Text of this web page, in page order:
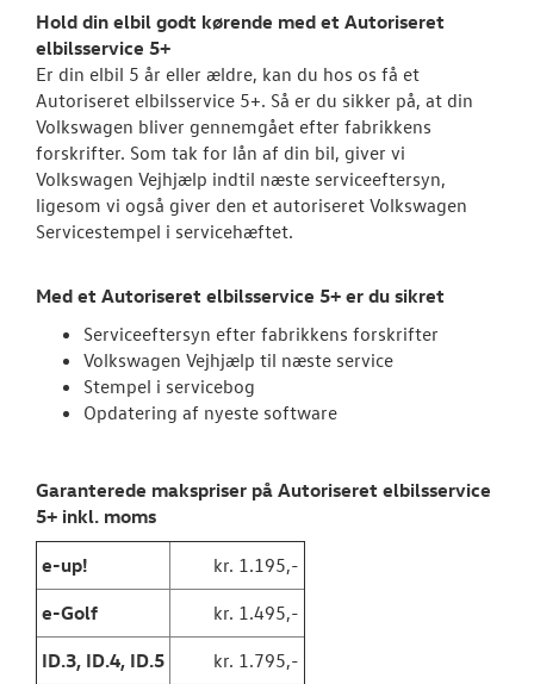
Bestil tid på
Koncepter og
Volkswagen
Service 5+ til
Volkswagen
Hold din elbil godt kørende med et Autoriseret
elbilsservice 5+
Er din elbil 5 år eller ældre, kan du hos os få et
Autoriseret elbilsservice 5+. Så er du sikker på, at din
Volkswagen bliver gennemgået efter fabrikkens
forskrifter. Som tak for lån af din bil, giver vi
Volkswagen Vejhjælp indtil næste serviceeftersyn,
ligesom vi også giver den et autoriseret Volkswagen
Servicestempel i servicehæftet.
Med et Autoriseret elbilsservice 5+ er du sikret
Serviceeftersyn efter fabrikkens forskrifter
Volkswagen Vejhjælp til næste service
Stempel i servicebog
Opdatering af nyeste software
Garanterede makspriser på Autoriseret elbilsservice
5+ inkl. moms
e-up!
kr. 1.195,-
e-Golf
kr. 1.495,-
ID.3, ID.4, ID.5
kr. 1.795,-